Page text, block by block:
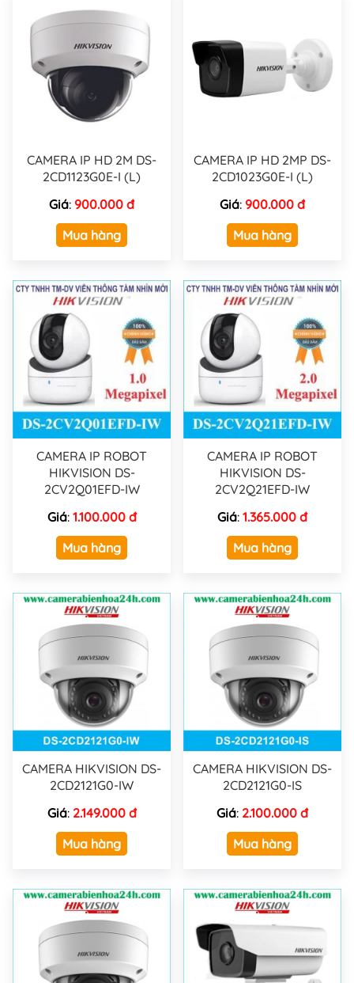
CAMERA IP HD 2M DS-
2CD1123G0E-I (L)
Giá: 900.000 đ
Mua hàng
CAMERA IP HD 2MP DS-
2CD1023G0E-I (L)
Giá: 900.000 đ
Mua hàng
CAMERA IP ROBOT
HIKVISION DS-
2CV2Q01EFD-IW
Giá: 1.100.000 đ
Mua hàng
CAMERA IP ROBOT
HIKVISION DS-
2CV2Q21EFD-IW
Giá: 1.365.000 đ
Mua hàng
CAMERA HIKVISION DS-
2CD2121G0-IW
Giá: 2.149.000 đ
Mua hàng
CAMERA HIKVISION DS-
2CD2121G0-IS
Giá: 2.100.000 đ
Mua hàng